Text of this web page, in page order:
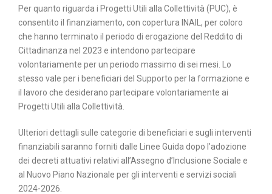
Per quanto riguarda i Progetti Utili alla Collettività (PUC), è
consentito il finanziamento, con copertura INAIL, per coloro
che hanno terminato il periodo di erogazione del Reddito di
Cittadinanza nel 2023 e intendono partecipare
volontariamente per un periodo massimo di sei mesi. Lo
stesso vale per i beneficiari del Supporto per la formazione e
il lavoro che desiderano partecipare volontariamente ai
Progetti Utili alla Collettività.
Ulteriori dettagli sulle categorie di beneficiari e sugli interventi
finanziabili saranno forniti dalle Linee Guida dopo l’adozione
dei decreti attuativi relativi all’Assegno d’Inclusione Sociale e
al Nuovo Piano Nazionale per gli interventi e servizi sociali
2024-2026.